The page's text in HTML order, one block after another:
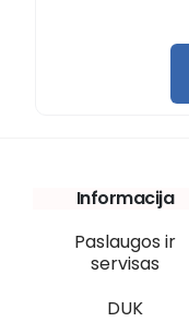
Informacija
Paslaugos ir
servisas
DUK